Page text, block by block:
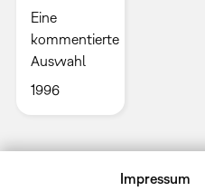
Eine
kommentierte
Auswahl
1996
Impressum